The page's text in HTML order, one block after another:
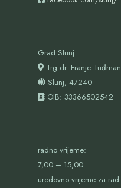
Grad Slunj
Trg dr. Franje
Slunj, 47240
OIB: 33366502542
radno vrijeme:
7,00 – 15,00
uredovno vrijeme za rad